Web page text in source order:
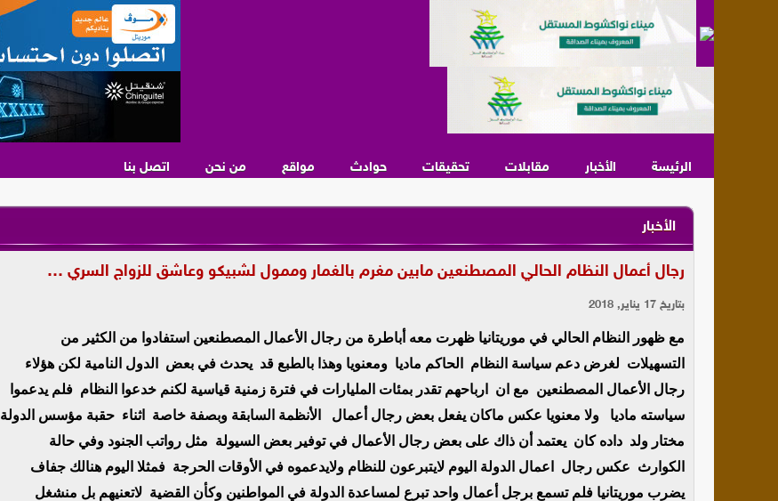
الرئيسة الأخبار مقابلات تحقيقات حوادث مواقع من نحن اتصل بنا
الأخبار
رجال أعمال النظام الحالي المصطنعين مابين مغرم بالغمار وممول لشبيكو وعاشق للزواج السري …
بتاريخ 17 يناير, 2018
مع ظهور النظام الحالي في موريتانيا ظهرت معه أباطرة من رجال الأعمال المصطنعين استفادوا من الكثير من
التسهيلات لغرض دعم سياسة النظام الحاكم ماديا ومعنويا وهذا بالطبع قد يحدث في بعض الدول النامية لكن هؤلاء
رجال الأعمال المصطنعين مع ان ارباحهم تقدر بمئات المليارات في فترة زمنية قياسية لكنم خدعوا النظام فلم يدعموا
سياسته ماديا ولا معنويا عكس ماكان يفعل بعض رجال أعمال الأنظمة السابقة وبصفة خاصة اثناء حقبة مؤسس الدولة
مختار ولد داده كان يعتمد أن ذاك على بعض رجال الأعمال في توفير بعض السيولة مثل رواتب الجنود وفي حالة
الكوارث عكس رجال اعمال الدولة اليوم لايتبرعون للنظام ولايدعموه في الأوقات الحرجة فمثلا اليوم هنالك جفاف
يضرب موريتانيا فلم تسمع برجل أعمال واحد تبرع لمساعدة الدولة في المواطنين وكأن القضية لاتعنيهم بل منشغل